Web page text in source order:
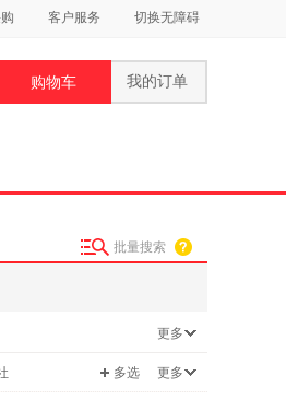
客户服务 切换无障碍
购物车 我的订单
批量搜索
更多
多选 更多